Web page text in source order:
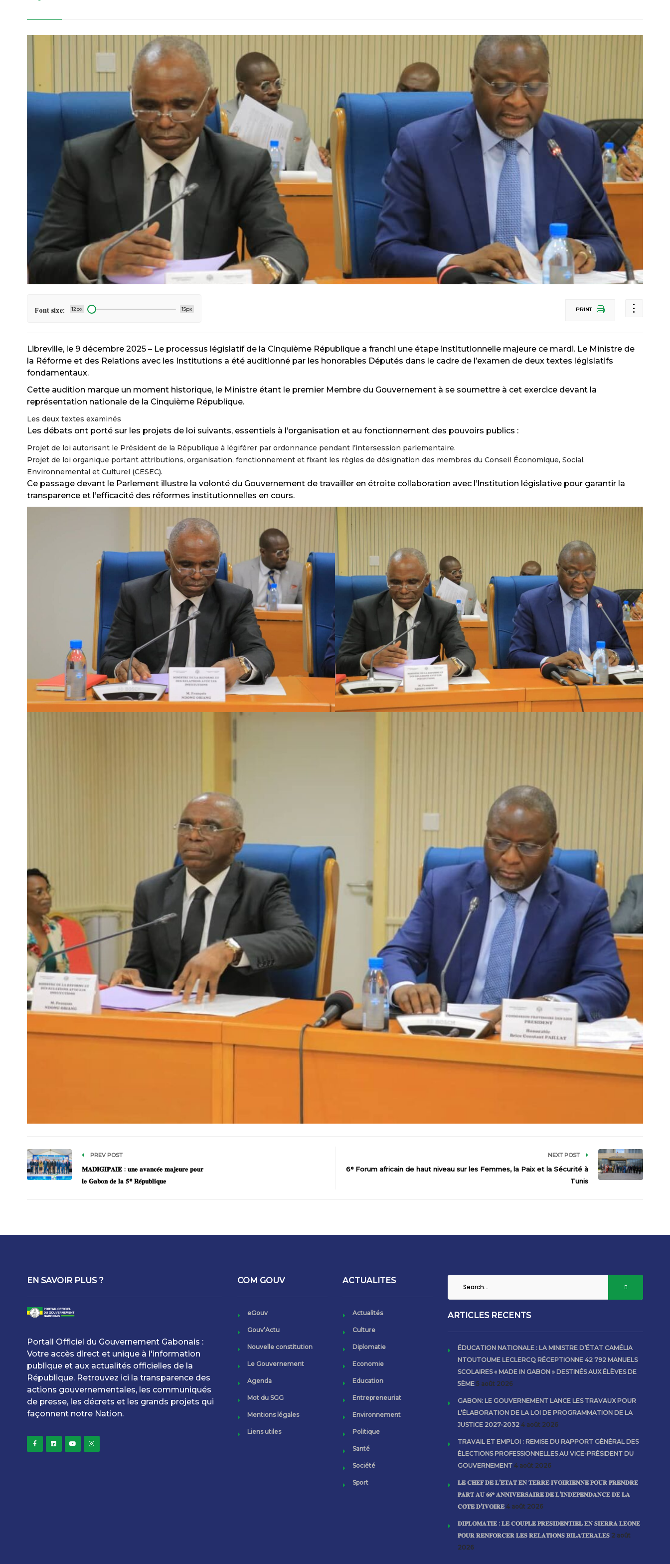
Font size: 12px 15px PRINT
Libreville, le 9 décembre 2025 – Le processus législatif de la Cinquième République a franchi une étape institutionnelle majeure ce mardi. Le Ministre de
la Réforme et des Relations avec les Institutions a été auditionné par les honorables Députés dans le cadre de l’examen de deux textes législatifs
fondamentaux.
Cette audition marque un moment historique, le Ministre étant le premier Membre du Gouvernement à se soumettre à cet exercice devant la
représentation nationale de la Cinquième République.
Les deux textes examinés
Les débats ont porté sur les projets de loi suivants, essentiels à l’organisation et au fonctionnement des pouvoirs publics :
Projet de loi autorisant le Président de la République à légiférer par ordonnance pendant l’intersession parlementaire.
Projet de loi organique portant attributions, organisation, fonctionnement et fixant les règles de désignation des membres du Conseil Économique, Social,
Environnemental et Culturel (CESEC).
Ce passage devant le Parlement illustre la volonté du Gouvernement de travailler en étroite collaboration avec l’Institution législative pour garantir la
transparence et l’efficacité des réformes institutionnelles en cours.
PREV POST
𝐌𝐀𝐃𝐈𝐆𝐈𝐏𝐀𝐈𝐄 : 𝐮𝐧𝐞 𝐚𝐯𝐚𝐧𝐜𝐞́𝐞 𝐦𝐚𝐣𝐞𝐮𝐫𝐞 𝐩𝐨𝐮𝐫
𝐥𝐞 𝐆𝐚𝐛𝐨𝐧 𝐝𝐞 𝐥𝐚 𝟓ᵉ 𝐑𝐞́𝐩𝐮𝐛𝐥𝐢𝐪𝐮𝐞
NEXT POST
6ᵉ Forum africain de haut niveau sur les Femmes, la Paix et la Sécurité à
Tunis
EN SAVOIR PLUS ?
Portail Officiel du Gouvernement Gabonais :
Votre accès direct et unique à l'information
publique et aux actualités officielles de la
République. Retrouvez ici la transparence des
actions gouvernementales, les communiqués
de presse, les décrets et les grands projets qui
façonnent notre Nation.
COM GOUV
eGouv
Gouv’Actu
Nouvelle constitution
Le Gouvernement
Agenda
Mot du SGG
Mentions légales
Liens utiles
ACTUALITES
Actualités
Culture
Diplomatie
Economie
Education
Entrepreneuriat
Environnement
Politique
Santé
Société
Sport
ARTICLES RECENTS
ÉDUCATION NATIONALE : LA MINISTRE D’ÉTAT CAMÉLIA
NTOUTOUME LECLERCQ RÉCEPTIONNE 42 792 MANUELS
SCOLAIRES « MADE IN GABON » DESTINÉS AUX ÉLÈVES DE
5ÈME 5 août 2026
GABON: LE GOUVERNEMENT LANCE LES TRAVAUX POUR
L’ÉLABORATION DE LA LOI DE PROGRAMMATION DE LA
JUSTICE 2027-2032 4 août 2026
TRAVAIL ET EMPLOI : REMISE DU RAPPORT GÉNÉRAL DES
ÉLECTIONS PROFESSIONNELLES AU VICE-PRÉSIDENT DU
GOUVERNEMENT 4 août 2026
𝐋𝐄 𝐂𝐇𝐄𝐅 𝐃𝐄 𝐋’𝐄́𝐓𝐀𝐓 𝐄𝐍 𝐓𝐄𝐑𝐑𝐄 𝐈𝐕𝐎𝐈𝐑𝐈𝐄𝐍𝐍𝐄 𝐏𝐎𝐔𝐑 𝐏𝐑𝐄𝐍𝐃𝐑𝐄
𝐏𝐀𝐑𝐓 𝐀𝐔 𝟔𝟔ᵉ 𝐀𝐍𝐍𝐈𝐕𝐄𝐑𝐒𝐀𝐈𝐑𝐄 𝐃𝐄 𝐋’𝐈𝐍𝐃𝐄́𝐏𝐄𝐍𝐃𝐀𝐍𝐂𝐄 𝐃𝐄 𝐋𝐀
𝐂𝐎̂𝐓𝐄 𝐃’𝐈𝐕𝐎𝐈𝐑𝐄 4 août 2026
𝐃𝐈𝐏𝐋𝐎𝐌𝐀𝐓𝐈𝐄 : 𝐋𝐄 𝐂𝐎𝐔𝐏𝐋𝐄 𝐏𝐑𝐄́𝐒𝐈𝐃𝐄𝐍𝐓𝐈𝐄𝐋 𝐄𝐍 𝐒𝐈𝐄𝐑𝐑𝐀 𝐋𝐄𝐎𝐍𝐄
𝐏𝐎𝐔𝐑 𝐑𝐄𝐍𝐅𝐎𝐑𝐂𝐄𝐑 𝐋𝐄𝐒 𝐑𝐄𝐋𝐀𝐓𝐈𝐎𝐍𝐒 𝐁𝐈𝐋𝐀𝐓𝐄́𝐑𝐀𝐋𝐄𝐒 2 août
2026